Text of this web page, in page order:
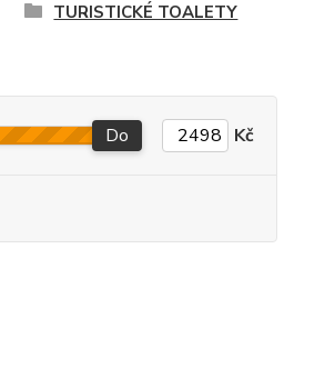
TURISTICKÉ TOALETY
Do Kč